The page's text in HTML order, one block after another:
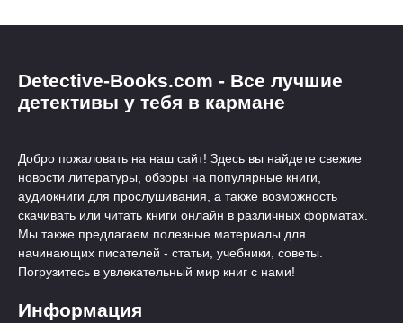
Detective-Books.com - Все лучшие
детективы у тебя в кармане
Добро пожаловать на наш сайт! Здесь вы найдете свежие
новости литературы, обзоры на популярные книги,
аудиокниги для прослушивания, а также возможность
скачивать или читать книги онлайн в различных форматах.
Мы также предлагаем полезные материалы для
начинающих писателей - статьи, учебники, советы.
Погрузитесь в увлекательный мир книг с нами!
Информация